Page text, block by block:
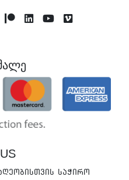
WhatsappPatreonLinkedinYoutube
საჭირო